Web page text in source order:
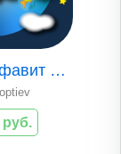
Русский Алфавит и игры детям
руб.